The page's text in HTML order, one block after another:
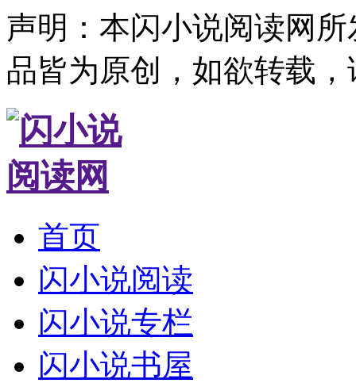
声明：本闪小说阅读网
品皆为原创，如欲转载
首页
闪小说阅读
闪小说专栏
闪小说书屋